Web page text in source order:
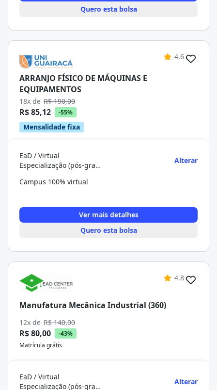
Quero esta bolsa
4.6
ARRANJO FÍSICO DE MÁQUINAS E
EQUIPAMENTOS
18x de R$ 190,00
R$ 85,12 -55%
Mensalidade fixa
EaD / Virtual
Especialização (pós-graduação)
Alterar
Campus 100% virtual
Ver mais detalhes
Quero esta bolsa
4.8
Manufatura Mecânica Industrial (360)
12x de R$ 140,00
R$ 80,00
-43%
Matrícula grátis
EaD / Virtual
Especialização (pós-graduação)
Alterar